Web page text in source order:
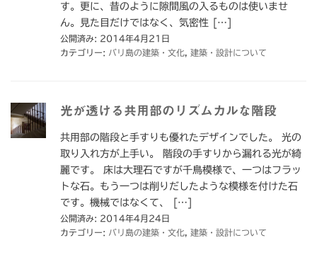
す。更に、昔のように隙間風の入るものは使いませ
ん。見た目だけではなく、気密性 […]
公開済み: 2014年4月21日
カテゴリー: バリ島の建築・文化 建築・設計について
光が透ける共用部のリズムカルな階段
共用部の階段と手すりも優れたデザインでした。 光の
取り入れ方が上手い。 階段の手すりから漏れる光が綺
麗です。 床は大理石ですが千鳥模様で、一つはフラッ
トな石。もう一つは削りだしたような模様を付けた石
です。機械ではなくて、 […]
公開済み: 2014年4月24日
カテゴリー: バリ島の建築・文化 建築・設計について